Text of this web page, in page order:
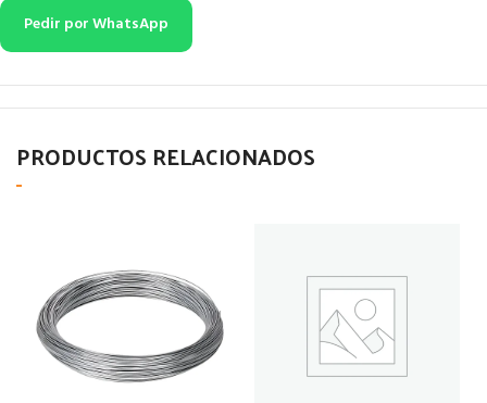
Pedir por WhatsApp
PRODUCTOS RELACIONADOS